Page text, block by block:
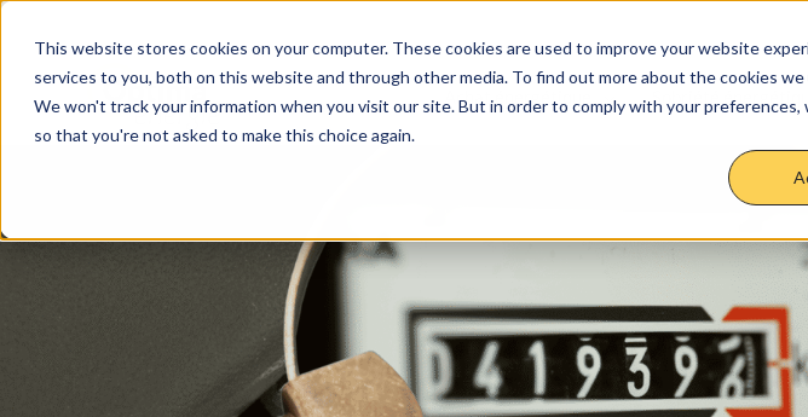
This website stores cookies on your computer. These cookies are used to improve your website
services to you, both on this website and through other media. To find out more about the cookies we
We won't track your information when you visit our site. But in order to comply with your
so that you're not asked to make this choice again.
Aller
contenu
Achat énergétique Sobriété énergétique